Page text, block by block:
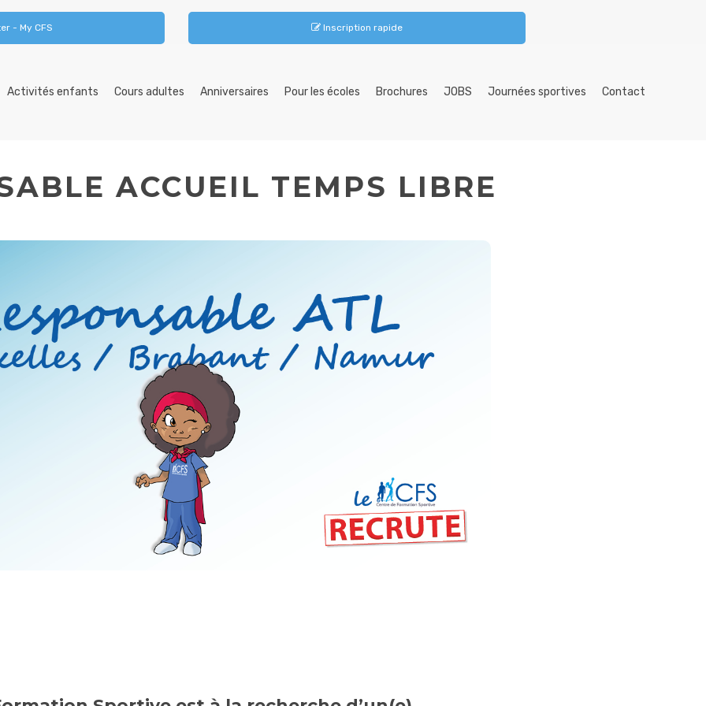
- My CFS Inscription rapide
Activités enfants Cours adultes Anniversaires Pour les écoles Brochures JOBS Journées sportives Contact
ACCUEIL TEMPS LIBRE